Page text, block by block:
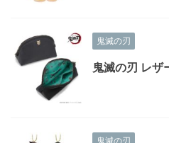
鬼滅の刃
鬼滅の刃 レザ
鬼滅の刃